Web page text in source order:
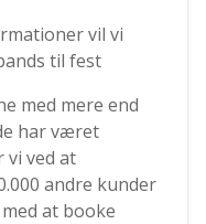
vil vi
til fest
med mere end
har været
vi ved at
andre kunder
at booke